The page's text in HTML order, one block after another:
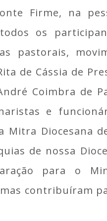
Firme, na
os
pastorais,
de Cássia de
Coimbra de
e
Mitra Diocesana
de nossa
para o
contribuíram